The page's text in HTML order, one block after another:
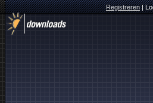
Registreren|